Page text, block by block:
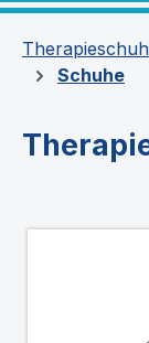
Schuhe